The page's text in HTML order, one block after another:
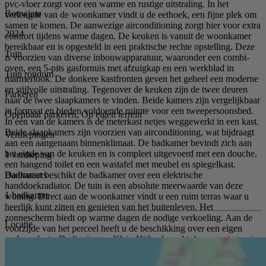
pvc-vloer zorgt voor een warme en rustige uitstraling. In het
verlengde van de woonkamer vindt u de eethoek, een fijne plek om
samen te komen. De aanwezige airconditioning zorgt hier voor extra
comfort tijdens warme dagen. De keuken is vanuit de woonkamer
bereikbaar en is opgesteld in een praktische rechte opstelling. Deze
is voorzien van diverse inbouwapparatuur, waaronder een combi-
oven, een 5-pits gasfornuis met afzuigkap en een werkblad in
marmerlook. De donkere kastfronten geven het geheel een moderne
en stijlvolle uitstraling. Tegenover de keuken zijn de twee deuren
naar de twee slaapkamers te vinden. Beide kamers zijn vergelijkbaar
in formaat en bieden voldoende ruimte voor een tweepersoonsbed.
In één van de kamers is de meterkast netjes weggewerkt in een kast.
Beide slaapkamers zijn voorzien van airconditioning, wat bijdraagt
aan een aangenaam binnenklimaat. De badkamer bevindt zich aan
het einde van de keuken en is compleet uitgevoerd met een douche,
een hangend toilet en een wastafel met meubel en spiegelkast.
Daarnaast beschikt de badkamer over een elektrische
handdoekradiator. De tuin is een absolute meerwaarde van deze
woning. Direct aan de woonkamer vindt u een ruim terras waar u
heerlijk kunt zitten en genieten van het buitenleven. Het
zonnescherm biedt op warme dagen de nodige verkoeling. Aan de
voorzijde van het perceel heeft u de beschikking over een eigen
parkeerplaats. De ligging op Klein Hitland maakt deze woning extra
Bouwjaar
2024
Tuin
Tuin rondom
Parkeren
Openbaar parkeren, Op eigen terrein
Verdiepingen
1 verdieping
Badkamers
1 badkamer
Locatie